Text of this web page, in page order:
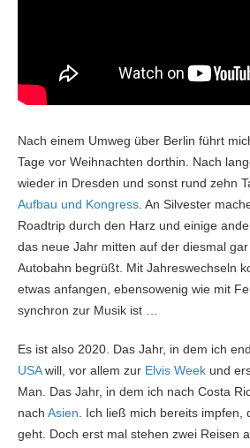
Nach einem Umweg über Berlin führt
Tage vor Weihnachten dorthin. Nach
wieder in Dresden und sonst rund zehn
Aufbau und Kongress . An Silvester
Roadtrip durch den Harz und einige
das neue Jahr mitten auf der diesmal
Autobahn begrüßt. Mit Jahreswechseln
etwas anfangen, ebensowenig wie mit
synchron zur Musik ist …
Es ist also 2020. Das Jahr, in dem ich
USAwill, vor allem zur Elvis Week und
Man. Das Jahr, in dem ich nach Costa
nach Asien . Ich ließ mich bereits impfen,
geht. Doch erst mal stehen zwei Reisen